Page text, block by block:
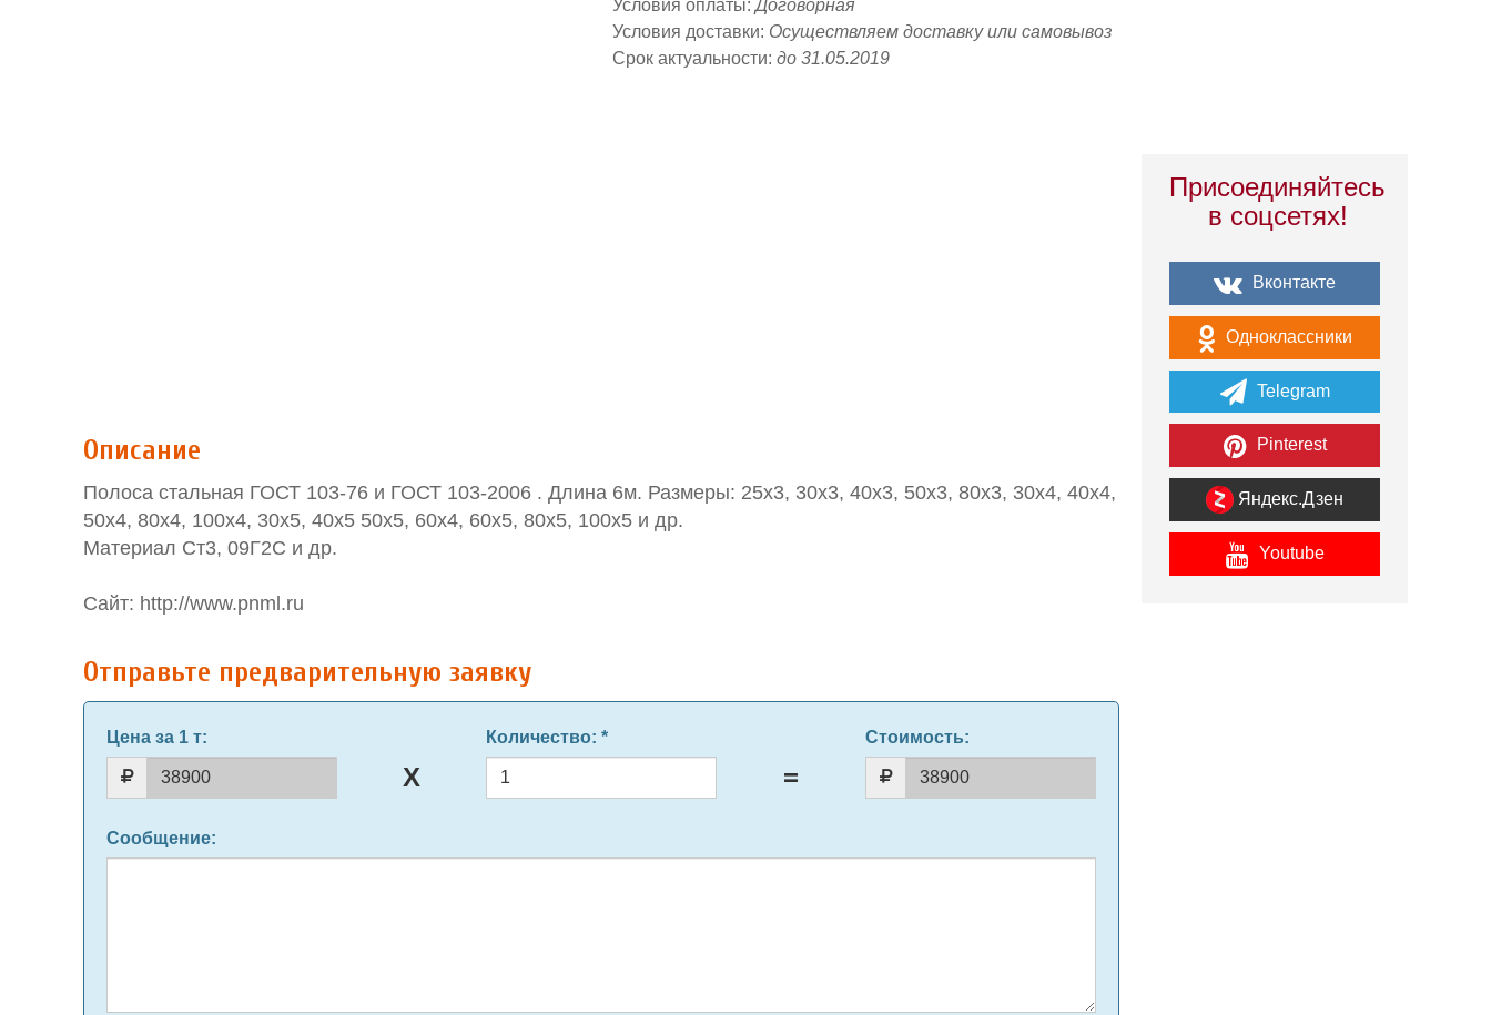
Условия оплаты:Договорная
Условия доставки: Осуществляем доставку или самовывоз
Срок актуальности: до 31.05.2019
Описание
Полоса стальная ГОСТ 103-76 и ГОСТ 103-2006 . Длина 6м. Размеры: 25х3, 30х3, 40х3, 50х3, 80х3, 30х4, 40х4,
50х4, 80х4, 100х4, 30х5, 40х5 50х5, 60х4, 60х5, 80х5, 100х5 и др.
Материал Ст3, 09Г2С и др.
Сайт: http://www.pnml.ru
Отправьте предварительную заявку
Цена за 1 т: Количество: * Стоимость:
Сообщение:
Присоединяйтесь
в соцсетях!
Вконтакте
Одноклассники
Telegram
Pinterest
Яндекс.Дзен
Youtube